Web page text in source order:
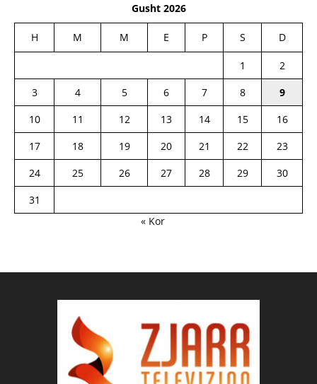
Gusht 2026
H M M E P S D
1
2
3
4 5 6 7 8
9
10
11 12 13 14 15
16
17
18 19 20 21 22
23
24
25 26 27 28 29
30
31
« Kor